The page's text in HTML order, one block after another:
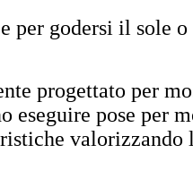
godersi il sole
progettato per
pose per